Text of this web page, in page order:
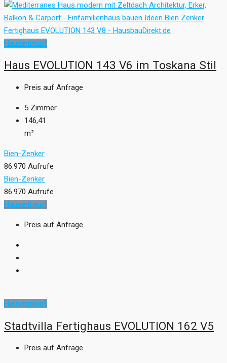
Hausentwurf
Haus EVOLUTION 143 V6 im Toskana Stil
Preis auf Anfrage
5 Zimmer
146,41
m²
Bien-Zenker
86.970 Aufrufe
Bien-Zenker
86.970 Aufrufe
Hausentwurf
Preis auf Anfrage
Hausentwurf
Stadtvilla Fertighaus EVOLUTION 162 V5
Preis auf Anfrage